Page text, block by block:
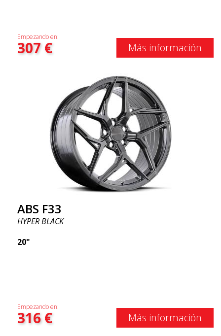
Empezando en:
307€ Más información
ABS F33
HYPER BLACK
20"
Empezando en:
316€ Más información